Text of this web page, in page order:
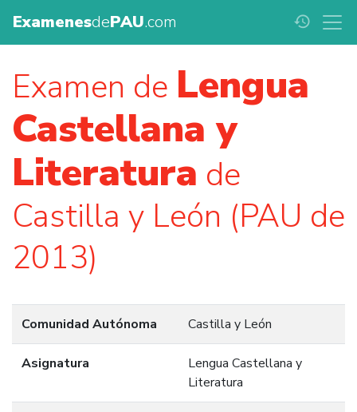
ExamenesdePAU.com history
Examen de Lengua
Castellana y
Literatura de
Castilla y León (PAU de
2013)
Comunidad Autónoma Castilla y León
Asignatura
Lengua Castellana y
Literatura